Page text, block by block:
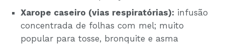
Xarope caseiro (vias respiratórias): infusão
concentrada de folhas com mel; muito
popular para tosse, bronquite e asma